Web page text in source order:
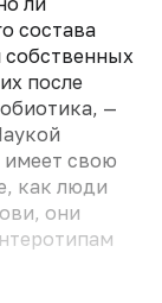
состава
после
—
свою
как люди
они